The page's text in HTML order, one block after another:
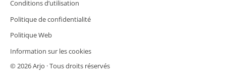
Conditions d’utilisation
Politique de confidentialité
Politique Web
Information sur les cookies
© 2026 Arjo · Tous droits réservés